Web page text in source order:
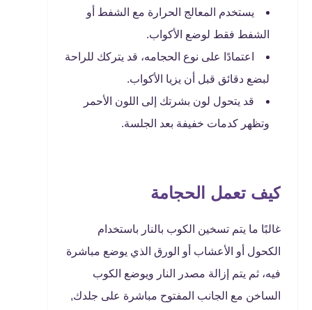
يستخدم المعالج الحرارة مع الشفط أو
الشفط فقط لوضع الأكواب.
اعتمادًا على نوع الحجامه، قد يتركك للراحة
لبضع دقائق قبل أن يزيا الأكواب.
قد يتحول لون بشرتك إلى اللون الأحمر
وتظهر كدمات خفيفة بعد الجلسة.
كيف تعمل الحجامة
غالبًا ما يتم تسخين الكوب بالنار باستخدام
الكحول أو الأعشاب أو الورق الذي يوضع مباشرة
فيه، ثم يتم إزالة مصدر النار ويوضع الكوب
الساخن مع الجانب المفتوح مباشرة على جلدك,